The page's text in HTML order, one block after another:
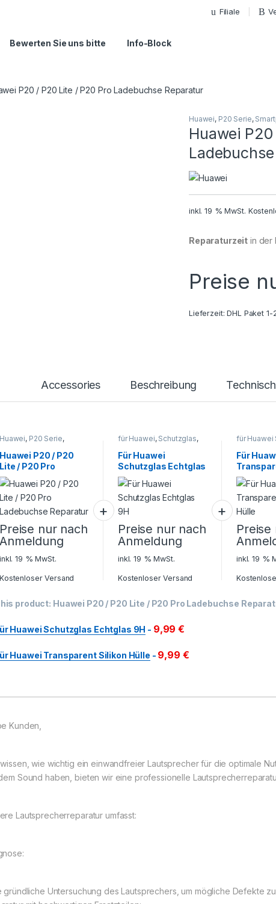
Filiale
Bewerten Sie uns bitte Info-Block
P20 / P20 Lite / P20 Pro Ladebuchse Reparatur
Huawei, P20 Serie,
Huawei
inkl. 19 % MwSt.
Reparaturzeit in der
Preise
Lieferzeit:DHL Paket 1-
Accessories Beschreibung
, P20 Serie,
P20 / P20
/ P20 Pro
nur nach
19 % MwSt.
Versand
für Huawei, Schutzglas,
Smartphone Zubehör
Für Huawei
Schutzglas Echtglas
9H
Preise nur nach
Anmeldung
inkl. 19 % MwSt.
Kostenloser Versand
für Huawei
Für
Hülle
Preise
inkl. 19 %
product: Huawei P20 / P20 Lite / P20 Pro Ladebuchse
Huawei Schutzglas Echtglas 9H - 9,99€
Huawei Transparent Silikon Hülle - 9,99 €
Kunden,
wie wichtig ein einwandfreier Lautsprecher für die optimale
Sound haben, bieten wir eine professionelle
Lautsprecherreparatur umfasst:
gründliche Untersuchung des Lautsprechers, um mögliche Defekte